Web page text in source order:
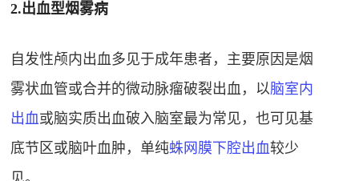
2.出血型烟雾病
自发性颅内出血多见于成年患者，主要原因是烟
雾状血管或合并的微动脉瘤破裂出血，以脑室内
出血或脑实质出血破入脑室最为常见，也可见基
底节区或脑叶血肿，单纯蛛网膜下腔出血较少
见。